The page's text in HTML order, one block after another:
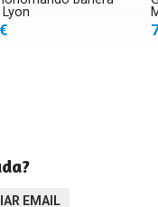
EMAIL